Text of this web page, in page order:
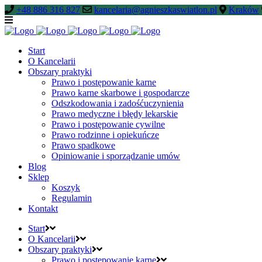
+48 886 316 827 kancelaria@agnieszkaswiatlon.pl Kraków
Start
O Kancelarii
Obszary praktyki
Prawo i postępowanie karne
Prawo karne skarbowe i gospodarcze
Odszkodowania i zadośćuczynienia
Prawo medyczne i błędy lekarskie
Prawo i postępowanie cywilne
Prawo rodzinne i opiekuńcze
Prawo spadkowe
Opiniowanie i sporządzanie umów
Blog
Sklep
Koszyk
Regulamin
Kontakt
Start
O Kancelarii
Obszary praktyki
Prawo i postępowanie karne